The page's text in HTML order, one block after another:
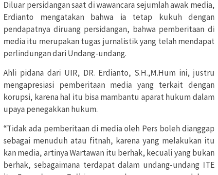
Diluar persidangan saat di wawancara sejumlah awak media,
Erdianto mengatakan bahwa ia tetap kukuh dengan
pendapatnya diruang persidangan, bahwa pemberitaan di
media itu merupakan tugas jurnalistik yang telah mendapat
perlindungan dari Undang-undang.
Ahli pidana dari UIR, DR. Erdianto, S.H.,M.Hum ini, justru
mengapresiasi pemberitaan media yang terkait dengan
korupsi, karena hal itu bisa mambantu aparat hukum dalam
upaya penegakkan hukum.
“Tidak ada pemberitaan di media oleh Pers boleh dianggap
sebagai menuduh atau fitnah, karena yang melakukan itu
kan media, artinya Wartawan itu berhak, kecuali yang bukan
berhak, sebagaimana terdapat dalam undang-undang ITE